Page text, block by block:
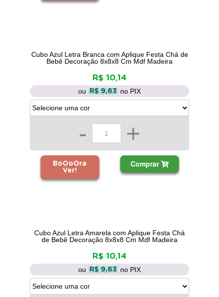
Cubo Azul Letra Branca com Aplique Festa Chá de
Bebê Decoração 8x8x8 Cm Mdf Madeira
R$ 10,14
ou R$ 9,63 no PIX
- +
BoOoOra
Ver!
Comprar
Cubo Azul Letra Amarela com Aplique Festa Chá
de Bebê Decoração 8x8x8 Cm Mdf Madeira
R$ 10,14
ou R$ 9,63 no PIX